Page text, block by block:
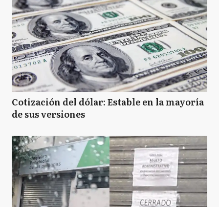
Cotización del dólar: Estable en la mayoría
de sus versiones